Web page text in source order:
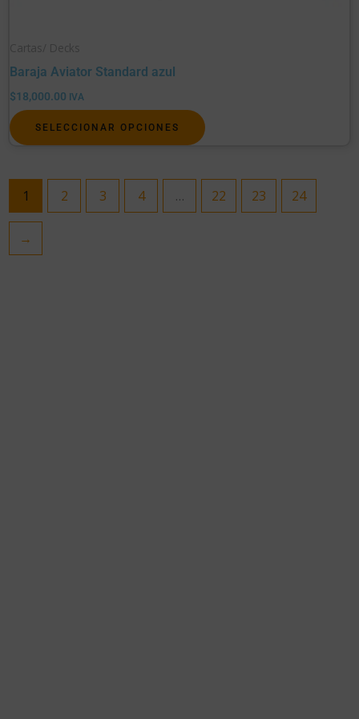
Baraja Aviator Standard azul
$18,000.00 IVA
SELECCIONAR OPCIONES
1 2 3 4 … 22 23 24
→